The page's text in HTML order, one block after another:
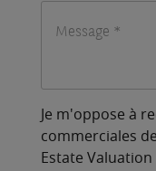
Je m'oppose à
commerciales
Estate Valuation